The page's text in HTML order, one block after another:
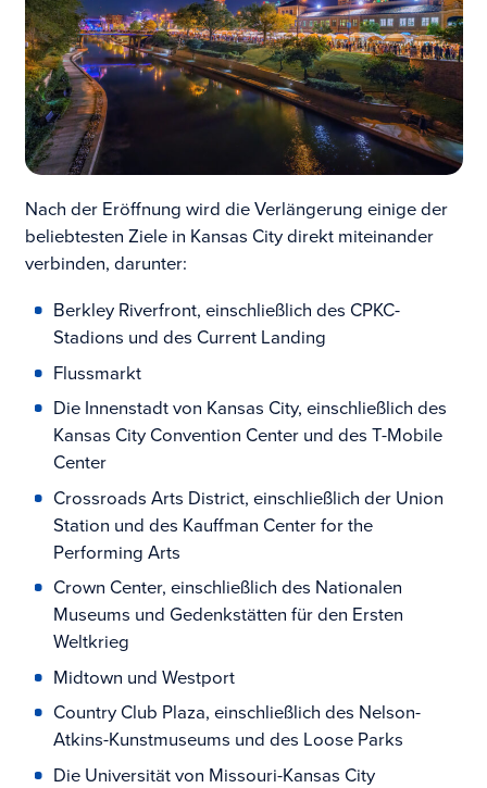
Nach der Eröffnung wird die Verlängerung einige der
beliebtesten Ziele in Kansas City direkt miteinander
verbinden, darunter:
Berkley Riverfront, einschließlich des CPKC-
Stadions und des Current Landing
Flussmarkt
Die Innenstadt von Kansas City, einschließlich des
Kansas City Convention Center und des T-Mobile
Center
Crossroads Arts District, einschließlich der Union
Station und des Kauffman Center for the
Performing Arts
Crown Center, einschließlich des Nationalen
Museums und Gedenkstätten für den Ersten
Weltkrieg
Midtown und Westport
Country Club Plaza, einschließlich des Nelson-
Atkins-Kunstmuseums und des Loose Parks
Die Universität von Missouri-Kansas City